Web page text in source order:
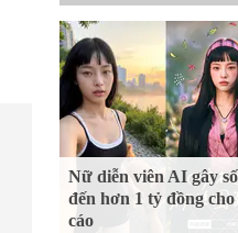
Nữ diễn viên AI gây
đến hơn 1 tỷ đồng
cáo